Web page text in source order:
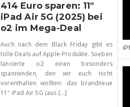
414 Euro sparen: 11″
iPad Air 5G (2025) bei
o2 im Mega-Deal
Auch nach dem Black Friday gibt es
tolle Deals auf Apple-Produkte. Soeben
lancierte o2 einen besonders
spannenden, den wir euch nicht
vorenthalten wollten: das brandneue
11" iPad Air 5G (aus [...]